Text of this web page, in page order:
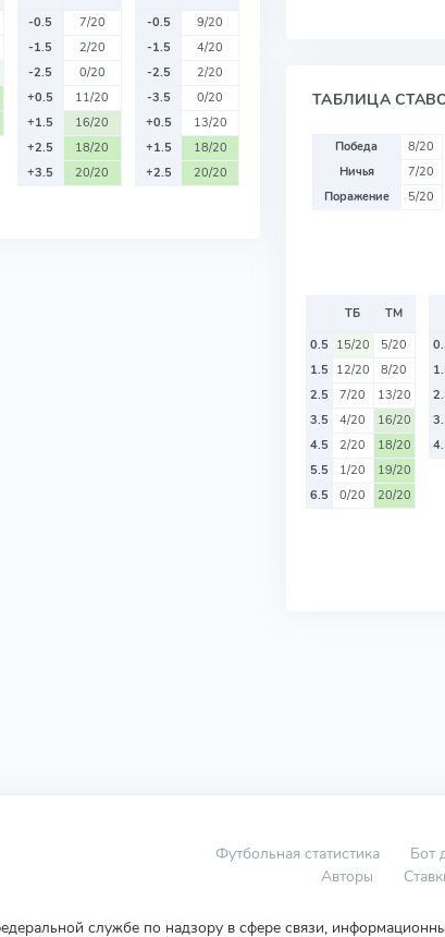
-0.5
7/20
-1.5
2/20
-2.5
0/20
+0.5
11/20
+1.5
16/20
+2.5
18/20
+3.5
20/20
-0.5
9/20
-1.5
4/20
-2.5
2/20
-3.5
0/20
+0.5
13/20
+1.5
18/20
+2.5
20/20
ТАБЛИЦА
Победа
8/20
Ничья
7/20
Поражение
5/20
ТБ
ТМ
0.5 15/20
5/20
1.5 12/20
8/20
2.5
7/20
13/20
3.5
4/20
16/20
4.5
2/20
18/20
5.5
1/20
19/20
6.5
0/20 20/20
Футбольная статистика Бот
Авторы
службе по надзору в сфере связи,